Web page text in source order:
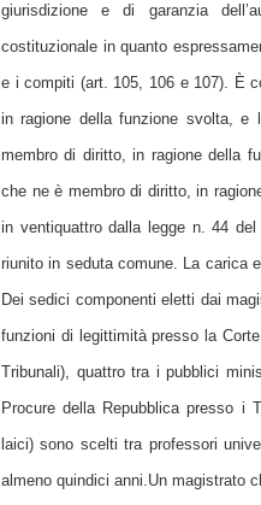
giurisdizione e di garanzia
costituzionale in quanto
e i compiti (art. 105, 106 e 107). È
in ragione della funzione svolta, e
membro di diritto, in ragione della
che ne è membro di diritto, in
in ventiquattro dalla legge n. 44
riunito in seduta comune. La carica
Dei sedici componenti eletti dai
funzioni di legittimità presso la
Tribunali), quattro tra i pubblici
Procure della Repubblica presso i
laici) sono scelti tra professori
almeno quindici anni.Un magistrato